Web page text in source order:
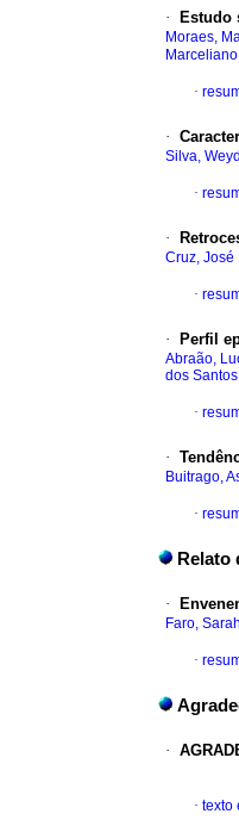
· Estudo
Moraes,
Marceliano
·
·
Silva,
·
·
Cruz, José
·
· Perfil
Abraão,
dos Santos
·
·
Buitrago,
·
Relato
·
Faro,
·
·
· texto